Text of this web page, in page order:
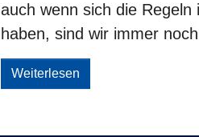
auch wenn sich die
haben, sind wir immer
Weiterlesen